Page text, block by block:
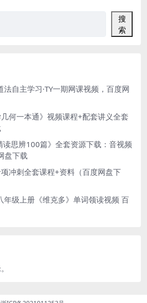
搜
索
自主学习·TY一期网课视频，百度网
几何一本通》视频课程+配套讲义全套
读思辨100篇》全套资源下载：音视频
盘下载
冲刺全套课程+资料（百度网盘下
级上册《维克多》单词领读视频 百